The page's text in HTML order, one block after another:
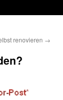
renovieren →